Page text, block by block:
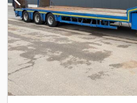
Conditions of Heinhuis and you
of these General Terms and
netto prices. = Weitere
Leergewicht: 13.580 kg
Ausziehbarer Aufbau: Ja =
Informationen: